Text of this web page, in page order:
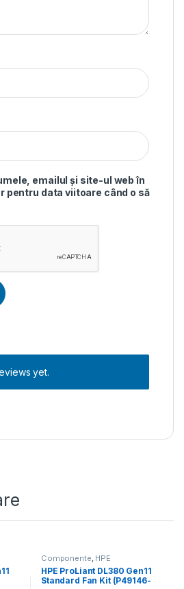
emailul și site-ul web în
pentru data viitoare când o să
yet.
Componente, HPE
HPE ProLiant DL380 Gen11
Standard Fan Kit (P49146-